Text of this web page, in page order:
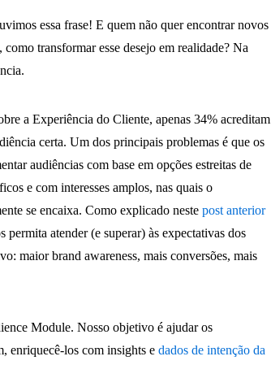
essa frase! E quem não quer encontrar novos
transformar esse desejo em realidade? Na
a Experiência do Cliente, apenas 34% acreditam
certa. Um dos principais problemas é que os
audiências com base em opções estreitas de
e com interesses amplos, nas quais o
se encaixa. Como explicado nestepost anterior
permita atender (e superar) às expectativas dos
maior brand awareness, mais conversões, mais
Module. Nosso objetivo é ajudar os
enriquecê-los com insights edados de intenção da